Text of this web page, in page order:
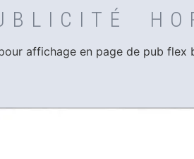
affichage en page de pub flex